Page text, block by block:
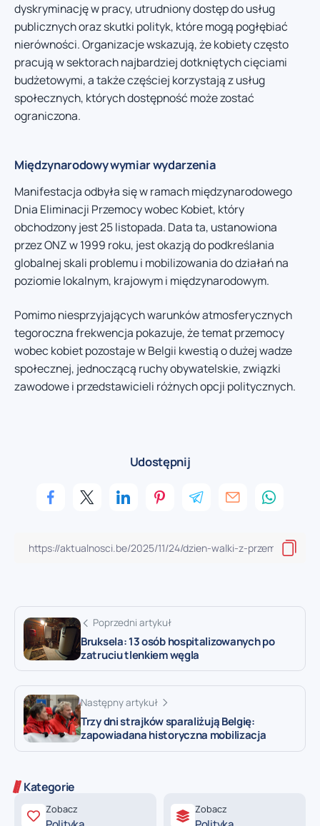
dyskryminację w pracy, utrudniony dostęp do usług
publicznych oraz skutki polityk, które mogą pogłębiać
nierówności. Organizacje wskazują, że kobiety często
pracują w sektorach najbardziej dotkniętych cięciami
budżetowymi, a także częściej korzystają z usług
społecznych, których dostępność może zostać
ograniczona.
Międzynarodowy wymiar wydarzenia
Manifestacja odbyła się w ramach międzynarodowego
Dnia Eliminacji Przemocy wobec Kobiet, który
obchodzony jest 25 listopada. Data ta, ustanowiona
przez ONZ w 1999 roku, jest okazją do podkreślania
globalnej skali problemu i mobilizowania do działań na
poziomie lokalnym, krajowym i międzynarodowym.
Pomimo niesprzyjających warunków atmosferycznych
tegoroczna frekwencja pokazuje, że temat przemocy
wobec kobiet pozostaje w Belgii kwestią o dużej wadze
społecznej, jednoczącą ruchy obywatelskie, związki
zawodowe i przedstawicieli różnych opcji politycznych.
Udostępnij
Poprzedni artykuł
Bruksela: 13 osób hospitalizowanych po
zatruciu tlenkiem węgla
Następny artykuł
Trzy dni strajków sparaliżują Belgię:
zapowiadana historyczna mobilizacja
Kategorie
Zobacz Zobacz